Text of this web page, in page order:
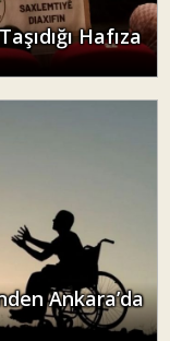
Hafıza
Ankara’da